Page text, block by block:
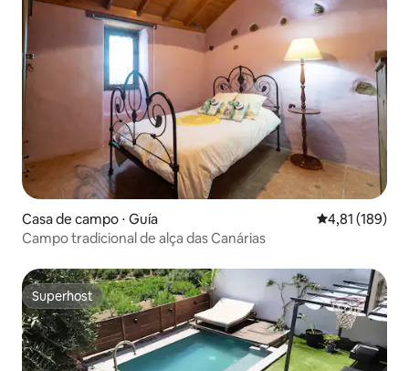
Casa de campo ⋅ Guía 4,81 de uma
4,81 (189)
Campo tradicional de alça das Canárias
Superhost
Superhost